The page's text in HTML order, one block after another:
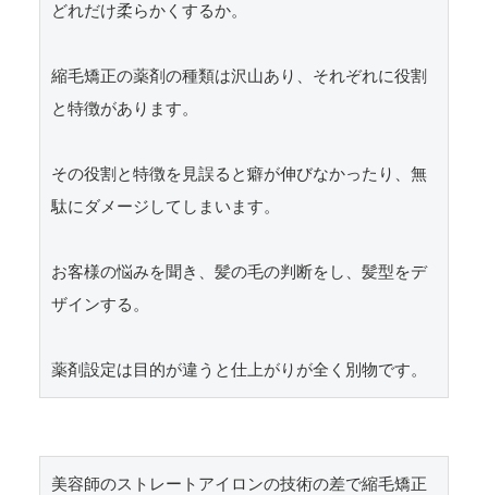
どれだけ柔らかくするか。
縮毛矯正の薬剤の種類は沢山あり、それぞれに役割
と特徴があります。
その役割と特徴を見誤ると癖が伸びなかったり、無
駄にダメージしてしまいます。
お客様の悩みを聞き、髪の毛の判断をし、髪型をデ
ザインする。
美容師のストレートアイロンの技術の差で縮毛矯正